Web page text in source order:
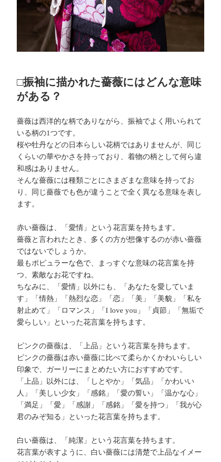
□振袖に描かれた薔薇にはどんな意味
がある？
薔薇は西洋的な柄でありながら、振袖でよく用いられて
いる柄の1つです。
桜や牡丹などの日本らしい花柄ではありませんが、同じ
くらいの華やかさを持っており、着物の柄として何ら違
和感はありません。
そんな薔薇には種類ごとにさまざまな意味を持ってお
り、同じ薔薇でも色が違うことで全く異なる意味を表し
ます。
赤い薔薇は、「愛情」という花言葉を持ちます。
薔薇と言われたとき、多くの方が想像するのが赤い薔薇
ではないでしょうか。
最もポピュラーな色で、まっすぐな意味の花言葉を持
つ、素敵なお花ですね。
ちなみに、「愛情」以外にも、「あなたを愛していま
す」「情熱」「熱烈な恋」「恋」「美」「美貌」「私を
射止めて」「ロマンス」「I love you」「貞節」「無垢で
愛らしい」といった花言葉を持ちます。
ピンクの薔薇は、「上品」という花言葉を持ちます。
ピンクの薔薇は赤い薔薇に比べて柔らかくかわいらしい
印象で、ガーリーにまとめたい方におすすめです。
「上品」以外には、「しとやか」「気品」「かわいい
人」「美しい少女」「感銘」「愛の誓い」「温かな心」
「満足」「愛」「感謝」「感銘」「愛を持つ」「我が心
君のみぞ知る」といった花言葉を持ちます。
白い薔薇は、「純潔」という花言葉を持ちます。
花言葉が表すように、白い薔薇には清楚で上品なイメー